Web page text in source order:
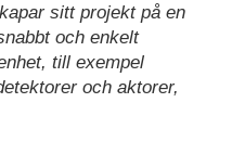
sitt projekt på en
och enkelt
till exempel
och aktorer,